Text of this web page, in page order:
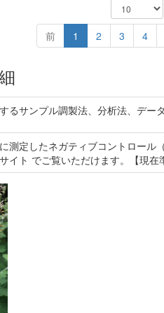
前
1 2 3 4
るサンプル調製法、分析法、デー
測定したネガティブコントロー
イト でご覧いただけます。【現在